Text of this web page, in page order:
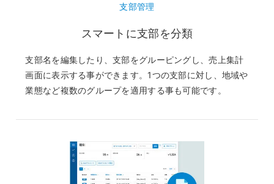
支部管理
スマートに支部を分類
支部名を編集したり、支部をグルーピングし、売上集計
画面に表示する事ができます。1つの支部に対し、地域や
業態など複数のグループを適用する事も可能です。